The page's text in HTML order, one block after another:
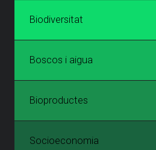
Biodiversitat
Boscos i aigua
Bioproductes
Socioeconomia